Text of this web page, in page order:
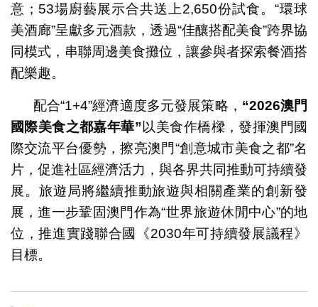
意；53場廚藝展示合共送上2,650份試食。“環球
美酒廊”呈獻多元酒款，透過“佳釀搭配美食”跨界協
同模式，串聯周邊美食攤位，讓參與者探索餐酒搭
配樂趣。
配合“1+4”經濟適度多元發展策略， “2026澳門
國際美食之都嘉年華”以美食作橋樑，發揮澳門國
際交流平台優勢，擦亮澳門“創意城市美食之都”名
片，促進社區經濟活力，與各界共同推動可持續發
展。旅遊局將繼續推動旅遊與相關產業的創新發
展，進一步鞏固澳門作為“世界旅遊休閒中心”的地
位，推進實踐聯合國《2030年可持續發展議程》
目標。